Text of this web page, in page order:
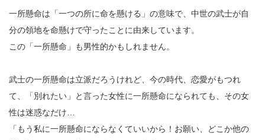
一所懸命は「一つの所に命を懸ける」の意味で、中世の武士が自
分の領地を命懸けで守ったことに由来しています。
この「一所懸命」も男性的かもしれません。
武士の一所懸命は立派だろうけれど、今の時代、恋愛がもつれ
て、「別れたい」と言った女性に一所懸命になられても、その女
性は迷惑なだけ…
「もう私に一所懸命にならなくていいから！お願い、どこか他の